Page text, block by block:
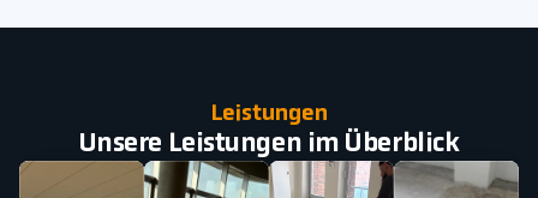
Leistungen
Unsere Leistungen im Überblick